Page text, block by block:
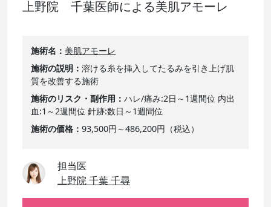
上野院 千葉医師による美肌アモーレ
施術名
美肌アモーレ
施術の説明
溶ける糸を挿入してたるみを引き上げ肌
質を改善する施術
施術のリスク・副作用
ハレ/痛み:2日～1週間位 内出
血:1～2週間位 針跡:数日～1週間位
施術の価格
93,500円～486,200円（税込）
担当医
上野院 千葉 千尋